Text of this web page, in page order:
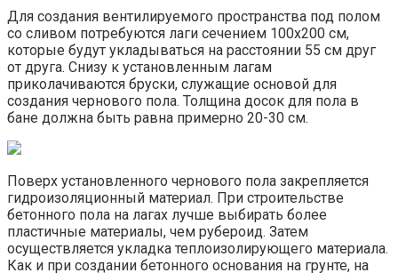
Для создания вентилируемого пространства под полом
со сливом потребуются лаги сечением 100х200 см,
которые будут укладываться на расстоянии 55 см друг
от друга. Снизу к установленным лагам
приколачиваются бруски, служащие основой для
создания чернового пола. Толщина досок для пола в
бане должна быть равна примерно 20-30 см.
Поверх установленного чернового пола закрепляется
гидроизоляционный материал. При строительстве
бетонного пола на лагах лучше выбирать более
пластичные материалы, чем рубероид. Затем
осуществляется укладка теплоизолирующего материала.
Как и при создании бетонного основания на грунте, на